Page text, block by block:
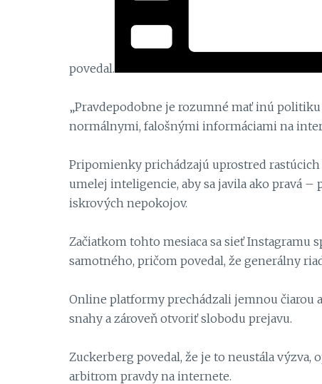
povedal.
„Pravdepodobne je rozumné mať inú politiku
normálnymi, falošnými informáciami na
Pripomienky prichádzajú uprostred
umelej inteligencie, aby sa javila ako pravá
iskrových nepokojov.
Začiatkom tohto mesiaca sa sieť Instagramu
samotného, pričom povedal, že generálny
Online platformy prechádzali jemnou čiarou
snahy a zároveň otvoriť slobodu prejavu.
Zuckerberg povedal, že je to neustála výzva,
arbitrom pravdy na internete.